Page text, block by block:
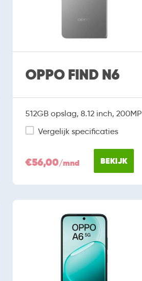
OPPO FIND N6
512GB opslag, 8.12 inch, 200MP
Vergelijk specificaties
€56,00/mnd BEKIJK